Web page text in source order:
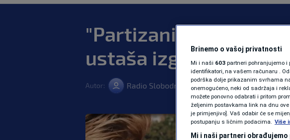
"Partizani dobili rat,
ustaša izgubili
Autor: Radio Slobodna Evropa | 20. jul. 2017. 15:42 >
Brinemo o vašoj privatnosti
Mi i naši 603 partneri pohranjujemo
identifikatori, na vašem računaru .
podrška dolje prikazanim svrhama
onemogućeno, neki od sadržaja i
možete ponovno odabrati i pritom
željenim postavkama link na dnu
je primjenjivo]. Vaš odabir će se
postupanju s ličnim podacima. Više
Mi i naši partneri